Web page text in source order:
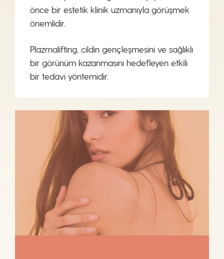
önce bir estetik klinik uzmanıyla görüşmek
önemlidir.
Plazmalifting, cildin gençleşmesini ve sağlıklı
bir görünüm kazanmasını hedefleyen etkili
bir tedavi yöntemidir.